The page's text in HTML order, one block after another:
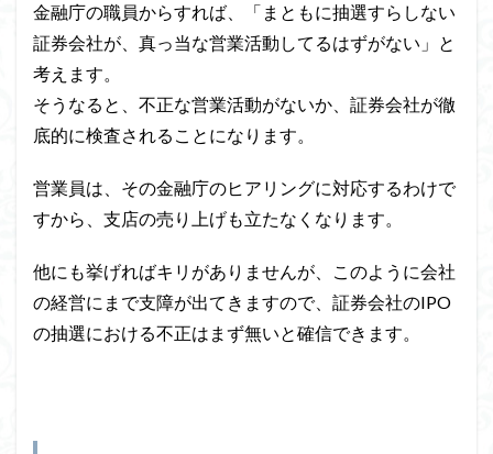
金融庁の職員からすれば、「まともに抽選すらしない
証券会社が、真っ当な営業活動してるはずがない」と
考えます。
そうなると、不正な営業活動がないか、証券会社が徹
底的に検査されることになります。
営業員は、その金融庁のヒアリングに対応するわけで
すから、支店の売り上げも立たなくなります。
他にも挙げればキリがありませんが、このように会社
の経営にまで支障が出てきますので、証券会社のIPO
の抽選における不正はまず無いと確信できます。